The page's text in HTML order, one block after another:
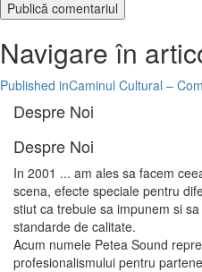
Navigare în
Published inCaminul Cultural –
Despre Noi
Despre Noi
In 2001 ... am ales sa facem
scena, efecte speciale pentru
stiut ca trebuie sa impunem si
standarde de calitate.
Acum numele Petea Sound
profesionalismului pentru